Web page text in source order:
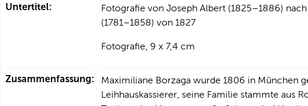
Untertitel:
Fotografie von Joseph Albert (1825–1886)
(1781–1858) von 1827
Fotografie, 9 x 7,4 cm
Zusammenfassung:
Maximiliane Borzaga wurde 1806 in München
Leihhauskassierer, seine Familie stammte aus